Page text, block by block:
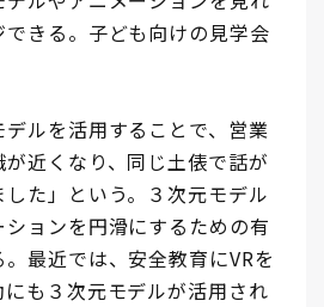
きる。子ども向けの見学会
ルを活用することで、営業
近くなり、同じ土俵で話が
た」という。３次元モデル
ョンを円滑にするための有
最近では、安全教育にVRを
も３次元モデルが活用され